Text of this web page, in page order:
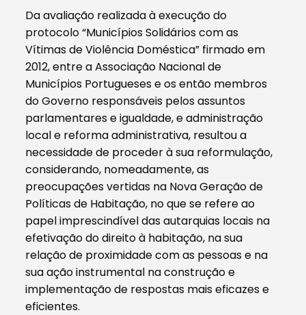
Da avaliação realizada à execução do
protocolo “Municípios Solidários com as
Vítimas de Violência Doméstica” firmado em
2012, entre a Associação Nacional de
Municípios Portugueses e os então membros
do Governo responsáveis pelos assuntos
parlamentares e igualdade, e administração
local e reforma administrativa, resultou a
necessidade de proceder à sua reformulação,
considerando, nomeadamente, as
preocupações vertidas na Nova Geração de
Políticas de Habitação, no que se refere ao
papel imprescindível das autarquias locais na
efetivação do direito à habitação, na sua
relação de proximidade com as pessoas e na
sua ação instrumental na construção e
implementação de respostas mais eficazes e
eficientes.